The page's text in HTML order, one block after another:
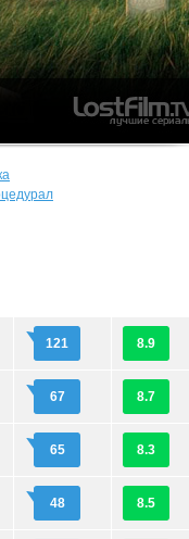
121 8.9
67 8.7
65 8.3
48 8.5